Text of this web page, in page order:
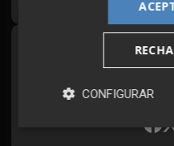
Plaza Podcast,
CONFIGURAR